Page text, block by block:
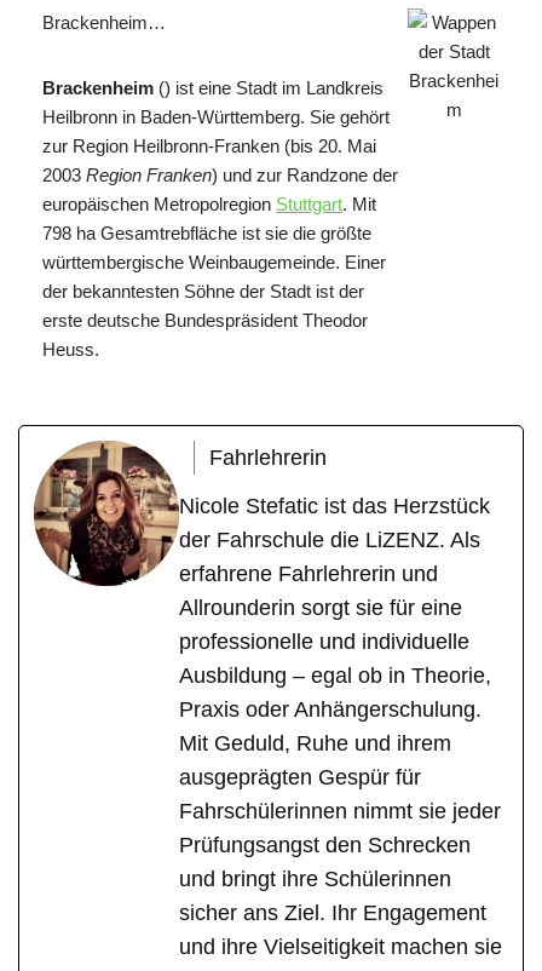
Brackenheim…
Brackenheim () ist eine Stadt im Landkreis
Heilbronn in Baden-Württemberg. Sie gehört
zur Region Heilbronn-Franken (bis 20. Mai
2003 Region Franken) und zur Randzone der
europäischen Metropolregion Stuttgart. Mit
798 ha Gesamtrebfläche ist sie die größte
württembergische Weinbaugemeinde. Einer
der bekanntesten Söhne der Stadt ist der
erste deutsche Bundespräsident Theodor
Heuss.
Fahrlehrerin
Nicole Stefatic ist das Herzstück
der Fahrschule die LiZENZ. Als
erfahrene Fahrlehrerin und
Allrounderin sorgt sie für eine
professionelle und individuelle
Ausbildung – egal ob in Theorie,
Praxis oder Anhängerschulung.
Mit Geduld, Ruhe und ihrem
ausgeprägten Gespür für
Fahrschülerinnen nimmt sie jeder
Prüfungsangst den Schrecken
und bringt ihre Schülerinnen
sicher ans Ziel. Ihr Engagement
und ihre Vielseitigkeit machen sie